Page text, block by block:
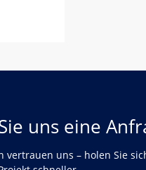
uns eine
vertrauen uns – holen Sie